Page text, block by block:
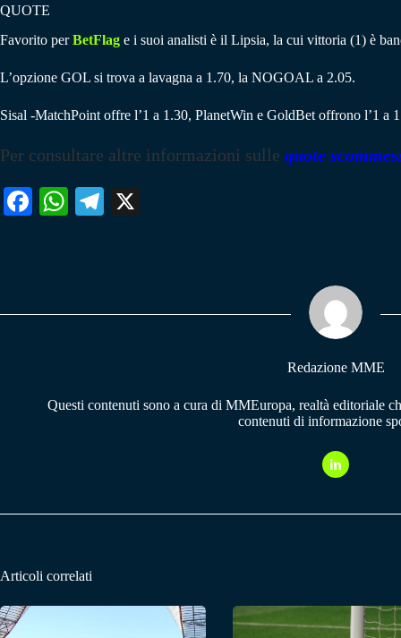
QUOTE
Favorito perBetFlag e i suoi analisti è il Lipsia, la cui vittoria (1) è
L’opzione GOL si trova a lavagna a 1.70, la NOGOAL a 2.05.
Sisal -MatchPoint offre l’1 a 1.30, PlanetWin e GoldBet offrono l’1 a
Per consultare altre informazioni sulle quote
Fa W
pp
Te
m
Redazione MME
Questi contenuti sono a cura di MMEuropa, realtà editoriale
contenuti di informazione
Articoli correlati